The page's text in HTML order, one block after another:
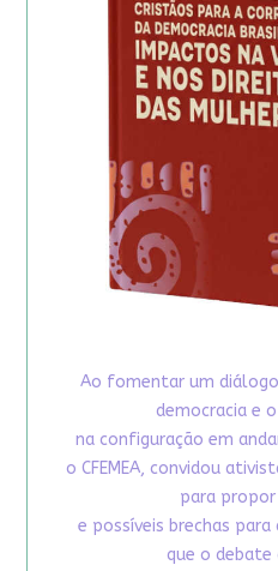
Ao fomentar um
democracia e
na configuração em
o CFEMEA, convidou
para
e possíveis brechas
que o debate